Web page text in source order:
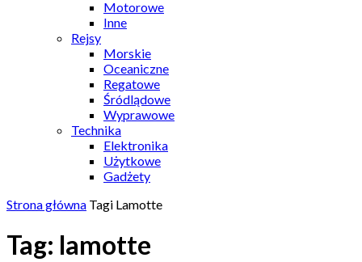
Motorowe
Inne
Rejsy
Morskie
Oceaniczne
Regatowe
Śródlądowe
Wyprawowe
Technika
Elektronika
Użytkowe
Gadżety
Strona główna Tagi Lamotte
Tag: lamotte